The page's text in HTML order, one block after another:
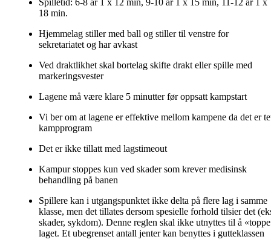
Spilletid: 6-8 år 1 x 12 min, 9-10 år 1 x 15 min, 11-12 år 1 x
18 min.
Hjemmelag stiller med ball og stiller til venstre for
sekretariatet og har avkast
Ved draktlikhet skal bortelag skifte drakt eller spille med
markeringsvester
Lagene må være klare 5 minutter før oppsatt kampstart
Vi ber om at lagene er effektive mellom kampene da det er
kampprogram
Det er ikke tillatt med lagstimeout
Kampur stoppes kun ved skader som krever medisinsk
behandling på banen
Spillere kan i utgangspunktet ikke delta på flere lag i samme
klasse, men det tillates dersom spesielle forhold tilsier det
skader, sykdom). Denne reglen skal ikke utnyttes til å
laget. Et ubegrenset antall jenter kan benyttes i gutteklassen